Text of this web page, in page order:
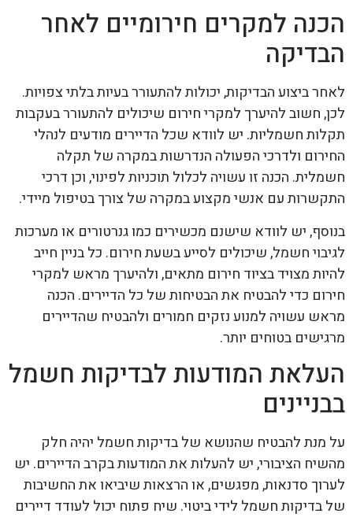
הכנה למקרים חירומיים לאחר
הבדיקה
לאחר ביצוע הבדיקות, יכולות להתעורר בעיות בלתי צפויות.
לכן, חשוב להיערך למקרי חירום שיכולים להתעורר בעקבות
תקלות חשמליות. יש לוודא שכל הדיירים מודעים לנהלי
החירום ולדרכי הפעולה הנדרשות במקרה של תקלה
חשמלית. הכנה זו עשויה לכלול תוכניות לפינוי, וכן דרכי
התקשרות עם אנשי מקצוע במקרה של צורך בטיפול מיידי.
בנוסף, יש לוודא שישנם מכשירים כמו גנרטורים או מערכות
לגיבוי חשמל, שיכולים לסייע בשעת חירום. כל בניין חייב
להיות מצויד בציוד חירום מתאים, ולהיערך מראש למקרי
חירום כדי להבטיח את הבטיחות של כל הדיירים. הכנה
מראש עשויה למנוע נזקים חמורים ולהבטיח שהדיירים
מרגישים בטוחים יותר.
העלאת המודעות לבדיקות חשמל
בבניינים
על מנת להבטיח שהנושא של בדיקות חשמל יהיה חלק
מהשיח הציבורי, יש להעלות את המודעות בקרב הדיירים. יש
לערוך סדנאות, מפגשים, או הרצאות שיביאו את החשיבות
של בדיקות חשמל לידי ביטוי. שיח פתוח יכול לעודד דיירים